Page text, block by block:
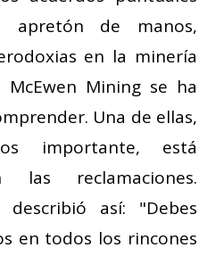
apretón de manos,
en la minería
Mining se ha
Una de ellas,
importante, está
las reclamaciones.
describió así: "Debes
en todos los rincones